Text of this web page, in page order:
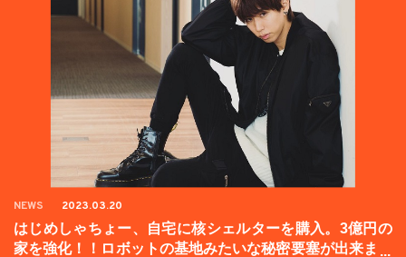
NEWS 2023.03.20
はじめしゃちょー、自宅に核シェルターを購入。3億円の
家を強化！！ロボットの基地みたいな秘密要塞が出来まし